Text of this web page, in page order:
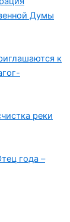
Думы
к
реки
года –